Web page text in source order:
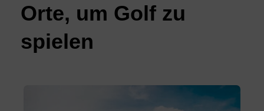
Orte, um Golf zu
spielen